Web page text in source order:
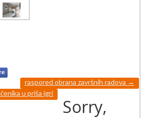
raspored obrana završnih radova →
u priša igri
Sorry,